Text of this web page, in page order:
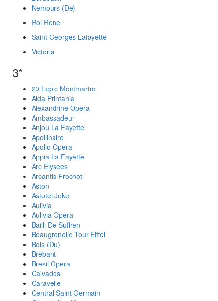
Nemours (De)
Roi Rene
Saint Georges Lafayette
Victoria
3*
29 Lepic Montmartre
Aida Printania
Alexandrine Opera
Ambassadeur
Anjou La Fayette
Apollinaire
Apollo Opera
Appia La Fayette
Arc Elysees
Arcantis Frochot
Aston
Astotel Joke
Aulivia
Aulivia Opera
Bailli De Suffren
Beaugrenelle Tour Eiffel
Bois (Du)
Brebant
Bresil Opera
Calvados
Caravelle
Central Saint Germain